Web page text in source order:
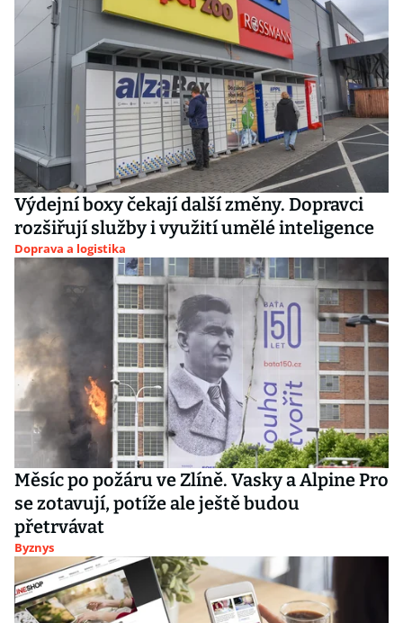
Výdejní boxy čekají další změny. Dopravci
rozšiřují služby i využití umělé inteligence
Doprava a logistika
Měsíc po požáru ve Zlíně. Vasky a Alpine Pro
se zotavují, potíže ale ještě budou
přetrvávat
Byznys